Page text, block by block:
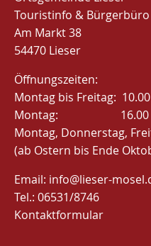
Touristinfo & Bürgerbüro
Am Markt 38
54470 Lieser
Öffnungszeiten:
Montag bis Freitag:
Montag: 16.00
Montag, Donnerstag,
(ab Ostern bis Ende
Email: info@lieser-
Tel.: 06531/8746
Kontaktformular